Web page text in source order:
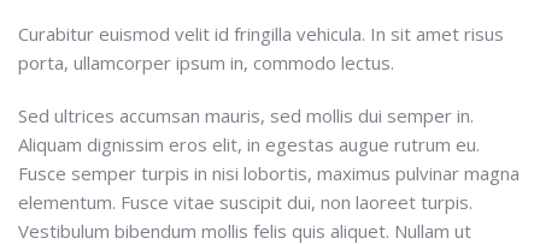
Curabitur euismod velit id fringilla vehicula. In sit amet risus
porta, ullamcorper ipsum in, commodo lectus.
Sed ultrices accumsan mauris, sed mollis dui semper in.
Aliquam dignissim eros elit, in egestas augue rutrum eu.
Fusce semper turpis in nisi lobortis, maximus pulvinar magna
elementum. Fusce vitae suscipit dui, non laoreet turpis.
Vestibulum bibendum mollis felis quis aliquet. Nullam ut